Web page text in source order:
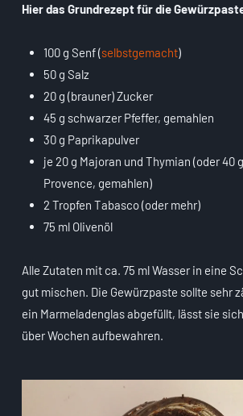
Hier das Grundrezept für die
100 g Senf (selbstgemacht)
50 g Salz
20 g (brauner) Zucker
45 g schwarzer Pfeffer, gemahlen
30 g Paprikapulver
je 20 g Majoran und Thymian (oder 40
Provence, gemahlen)
2 Tropfen Tabasco (oder mehr)
75 ml Olivenöl
Alle Zutaten mit ca. 75 ml Wasser in eine
gut mischen. Die Gewürzpaste sollte sehr
ein Marmeladenglas abgefüllt, lässt sie
über Wochen aufbewahren.